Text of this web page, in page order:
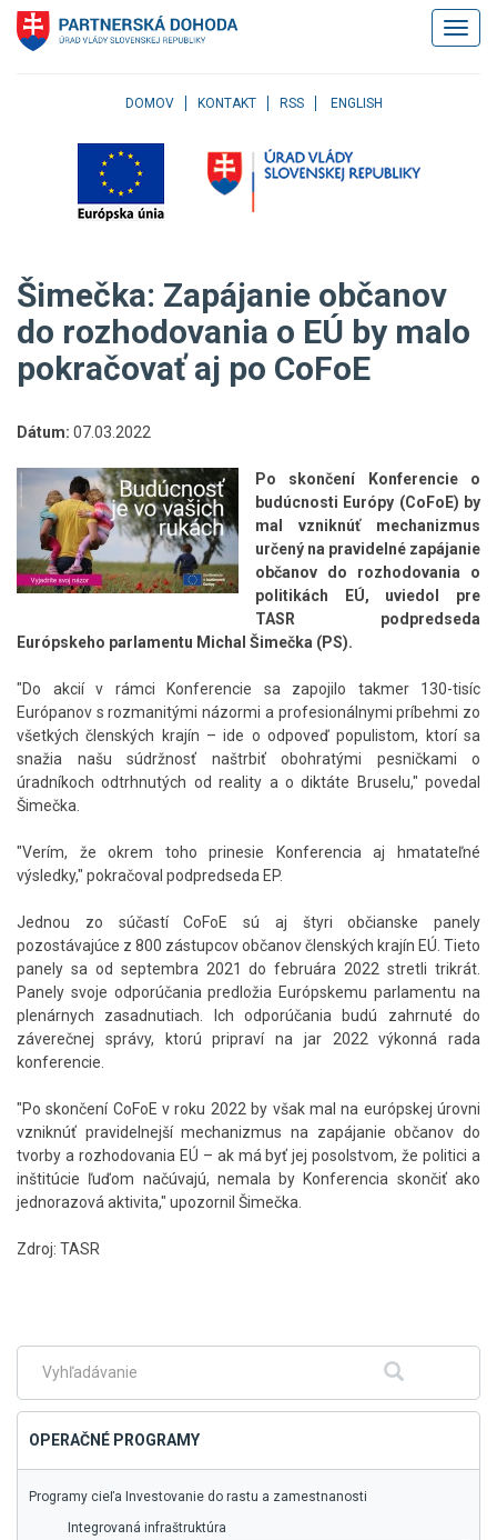
Klávesové
skratky
Skočiť
menu
Skočiť
na
užívateľské
menu
na
stránky
DOMOV KONTAKT RSS ENGLISH
Šimečka: Zapájanie občanov
do rozhodovania o EÚ by malo
pokračovať aj po CoFoE
Dátum: 07.03.2022
Po skončení Konferencie o
budúcnosti Európy (CoFoE) by
mal vzniknúť mechanizmus
určený na pravidelné zapájanie
občanov do rozhodovania o
politikách EÚ, uviedol pre
TASR podpredseda
Európskeho parlamentu Michal Šimečka (PS).
"Do akcií v rámci Konferencie sa zapojilo takmer 130-tisíc
Európanov s rozmanitými názormi a profesionálnymi príbehmi zo
všetkých členských krajín – ide o odpoveď populistom, ktorí sa
snažia našu súdržnosť naštrbiť obohratými pesničkami o
úradníkoch odtrhnutých od reality a o diktáte Bruselu," povedal
Šimečka.
"Verím, že okrem toho prinesie Konferencia aj hmatateľné
výsledky," pokračoval podpredseda EP.
Jednou zo súčastí CoFoE sú aj štyri občianske panely
pozostávajúce z 800 zástupcov občanov členských krajín EÚ. Tieto
panely sa od septembra 2021 do februára 2022 stretli trikrát.
Panely svoje odporúčania predložia Európskemu parlamentu na
plenárnych zasadnutiach. Ich odporúčania budú zahrnuté do
záverečnej správy, ktorú pripraví na jar 2022 výkonná rada
konferencie.
"Po skončení CoFoE v roku 2022 by však mal na európskej úrovni
vzniknúť pravidelnejší mechanizmus na zapájanie občanov do
tvorby a rozhodovania EÚ – ak má byť jej posolstvom, že politici a
inštitúcie ľuďom načúvajú, nemala by Konferencia skončiť ako
jednorazová aktivita," upozornil Šimečka.
Zdroj: TASR
hlavné
menu
Fulltextové
Hľadať
OPERAČNÉ PROGRAMY
Programy cieľa Investovanie do rastu a zamestnanosti
Integrovaná infraštruktúra